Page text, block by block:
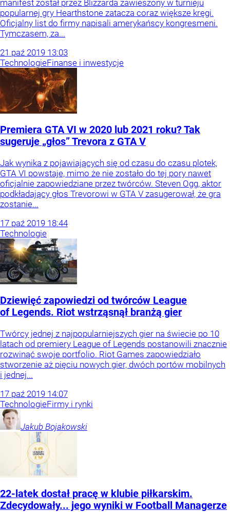
manifest został przez Blizzarda zawieszony w turnieju
popularnej gry Hearthstone zatacza coraz większe kręgi.
Oficjalny list do firmy napisali amerykańscy kongresmeni.
Tymczasem, za...
21 paź 2019 13:03
TechnologieFinanse i inwestycje
Premiera GTA VI w 2020 lub 2021 roku? Tak
sugeruje „głos” Trevora z GTA V
Jak wynika z pojawiających się od czasu do czasu plotek,
GTA VI powstaje, mimo że nie zostało do tej pory nawet
oficjalnie zapowiedziane przez twórców. Steven Ogg, aktor
podkładający głos Trevorowi w GTA V zasugerował, że gra
zostanie...
17 paź 2019 18:44
Technologie
Dziewięć zapowiedzi od twórców League
of Legends. Riot wstrząsnął branżą gier
Twórcy jednej z najpopularniejszych gier na świecie po 10
latach od premiery League of Legends postanowili znacznie
rozwinąć swoje portfolio. Riot Games zapowiedziało
stworzenie aż pięciu nowych gier, dwóch portów mobilnych
i jednej...
17 paź 2019 14:07
TechnologieFirmy i rynki
Jakub Bojakowski
22-latek dostał pracę w klubie piłkarskim.
Zdecydowały... jego wyniki w Football Managerze